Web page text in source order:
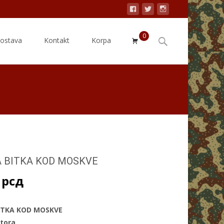
Kontakt Korpa 0
Search
BITKA KOD MOSKVE
рсд
KOD MOSKVE